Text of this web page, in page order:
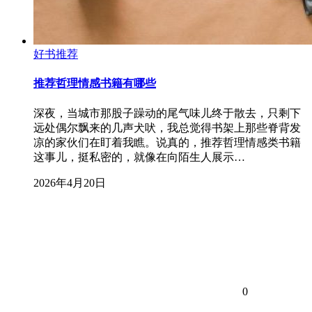
好书推荐
推荐哲理情感书籍有哪些
深夜，当城市那股子躁动的尾气味儿终于散去，只剩下
远处偶尔飘来的几声犬吠，我总觉得书架上那些脊背发
凉的家伙们在盯着我瞧。说真的，推荐哲理情感类书籍
这事儿，挺私密的，就像在向陌生人展示…
2026年4月20日
0